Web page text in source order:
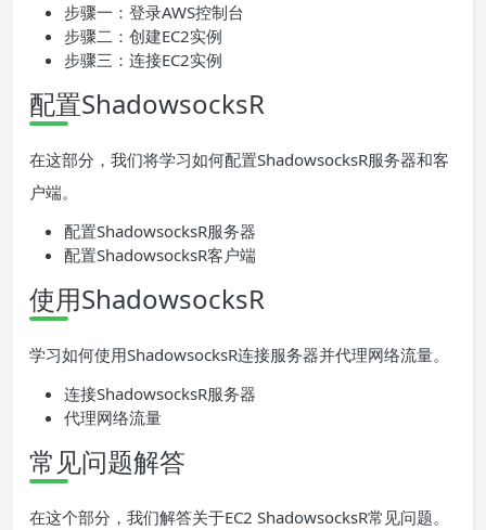
步骤一：登录AWS控制台
步骤二：创建EC2实例
步骤三：连接EC2实例
配置ShadowsocksR
在这部分，我们将学习如何配置ShadowsocksR服务器和客
户端。
配置ShadowsocksR服务器
配置ShadowsocksR客户端
使用ShadowsocksR
学习如何使用ShadowsocksR连接服务器并代理网络流量。
连接ShadowsocksR服务器
代理网络流量
常见问题解答
在这个部分，我们解答关于EC2 ShadowsocksR常见问题。